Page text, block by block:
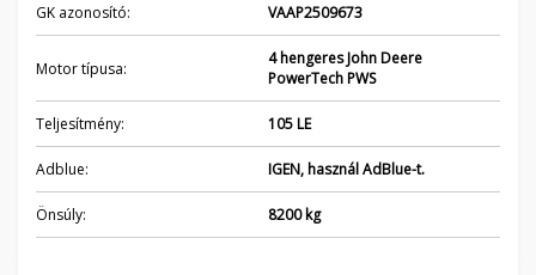
GK azonosító: VAAP2509673
Motor típusa:
4 hengeres John Deere
PowerTech PWS
Teljesítmény: 105 LE
Adblue: IGEN, használ AdBlue-t.
Önsúly: 8200 kg